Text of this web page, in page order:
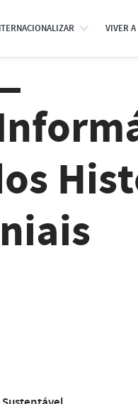
VIVER